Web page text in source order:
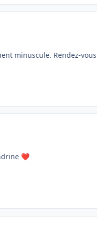
minuscule. Rendez-
❤️